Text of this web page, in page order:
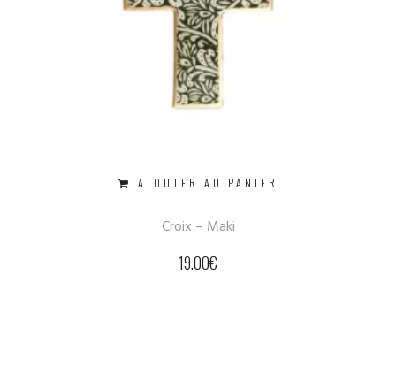
AJOUTER AU PANIER
Croix – Maki
19.00€